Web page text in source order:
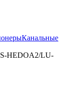
Канальные
HEDOA2/LU-